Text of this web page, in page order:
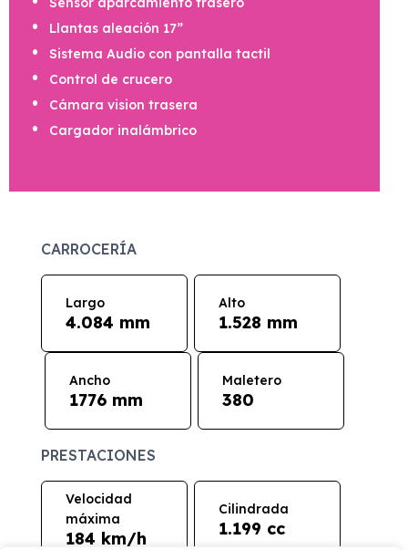
Llantas aleación 17”
Sistema Audio con pantalla tactil
Control de crucero
Cámara vision trasera
Cargador inalámbrico
CARROCERÍA
Largo
4.084 mm
Alto
1.528 mm
Ancho
1776 mm
Maletero
380
PRESTACIONES
Velocidad
máxima
184 km/h
Cilindrada
1.199 cc